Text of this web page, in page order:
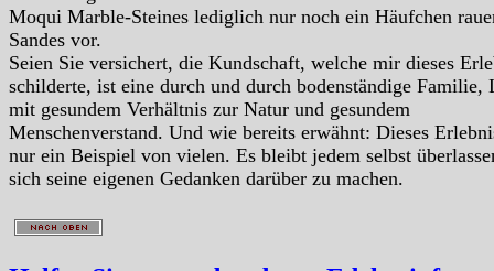
Moqui Marble-Steines lediglich nur noch ein Häufchen
Sandes vor.
Seien Sie versichert, die Kundschaft, welche mir dieses
schilderte, ist eine durch und durch bodenständige Familie,
mit gesundem Verhältnis zur Natur und gesundem
Menschenverstand. Und wie bereits erwähnt: Dieses
nur ein Beispiel von vielen. Es bleibt jedem selbst
sich seine eigenen Gedanken darüber zu machen.